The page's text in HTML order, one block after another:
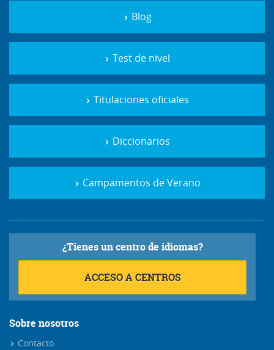
Blog
Test de nivel
Titulaciones oficiales
Diccionarios
Campamentos de Verano
¿Tienes un centro de idiomas?
ACCESO A CENTROS
Sobre nosotros
Contacto